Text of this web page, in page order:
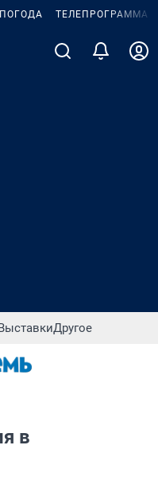
ПОГОДА ТЕЛЕПРОГРАММА
Другое
в